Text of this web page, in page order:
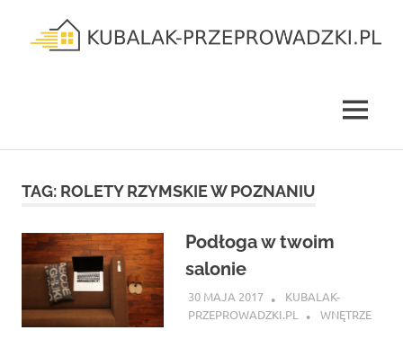
content
MENU
TAG: ROLETY RZYMSKIE W POZNANIU
Podłoga w twoim
salonie
30 MAJA 2017
KUBALAK-
PRZEPROWADZKI.PL
WNĘTRZE